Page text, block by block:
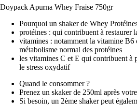
Doypack Apurna Whey Fraise 750gr
Pourquoi un shaker de Whey
protéines : qui contribuent à restaurer
vitamines : notamment la vitamine B6
métabolisme normal des protéines
les vitamines C et E qui contribuent à
le stress oxydatif
Quand le consommer ?
Prenez un skaker de 250ml après
Si besoin, un 2ème shaker peut